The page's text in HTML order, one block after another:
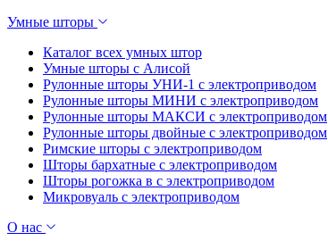
Умные шторы
Каталог всех умных штор
Умные шторы с Алисой
Рулонные шторы УНИ-1 с электроприводом
Рулонные шторы МИНИ с электроприводом
Рулонные шторы МАКСИ с электроприводом
Рулонные шторы двойные с электроприводом
Римские шторы с электроприводом
Шторы бархатные с электроприводом
Шторы рогожка в с электроприводом
Микровуаль с электроприводом
О нас